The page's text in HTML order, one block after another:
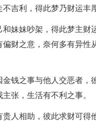
吉利，得此梦乃财运丰
妹妹吵架，得此梦主财
财之意，奈何多有异性
钱之事与他人交恶者，
张，生活有不利之事。
人相助，彼此求财可得